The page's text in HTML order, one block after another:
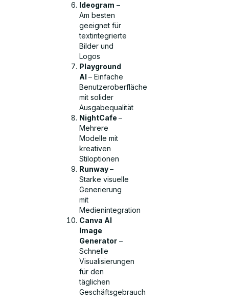
Ideogram –
Am besten
geeignet für
textintegrierte
Bilder und
Logos
Playground
AI– Einfache
Benutzeroberfläche
mit solider
Ausgabequalität
NightCafe–
Mehrere
Modelle mit
kreativen
Stiloptionen
Runway–
Starke visuelle
Generierung
mit
Medienintegration
Canva AI
Image
Generator –
Schnelle
Visualisierungen
für den
täglichen
Geschäftsgebrauch